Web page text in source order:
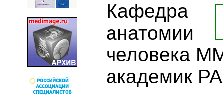
Кафедра
анатомии
человека
академик